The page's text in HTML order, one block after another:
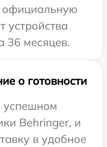
официальную
устройства
36 месяцев.
о готовности
Behringer, и
в удобное